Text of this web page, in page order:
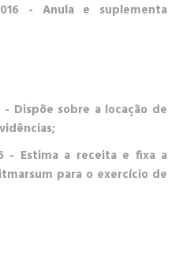
- Anula e suplementa
- Dispõe sobre a locação de
- Estima a receita e fixa a
para o exercício de